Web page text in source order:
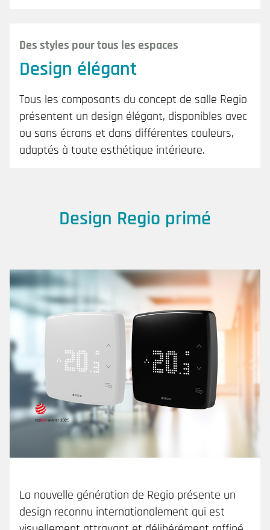
Des styles pour tous les espaces
Design élégant
Tous les composants du concept de salle Regio
présentent un design élégant, disponibles avec
ou sans écrans et dans différentes couleurs,
adaptés à toute esthétique intérieure.
Design Regio primé
La nouvelle génération de Regio présente un
design reconnu internationalement qui est